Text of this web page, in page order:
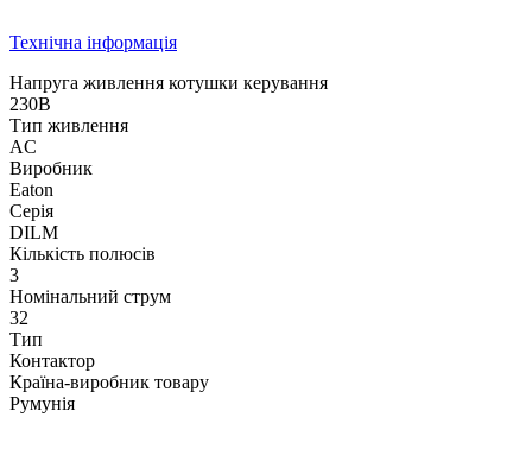
Технічна інформація
Напруга живлення котушки керування
230В
Тип живлення
AC
Виробник
Eaton
Серія
DILM
Кількість полюсів
3
Номінальний струм
32
Тип
Контактор
Країна-виробник товару
Румунія